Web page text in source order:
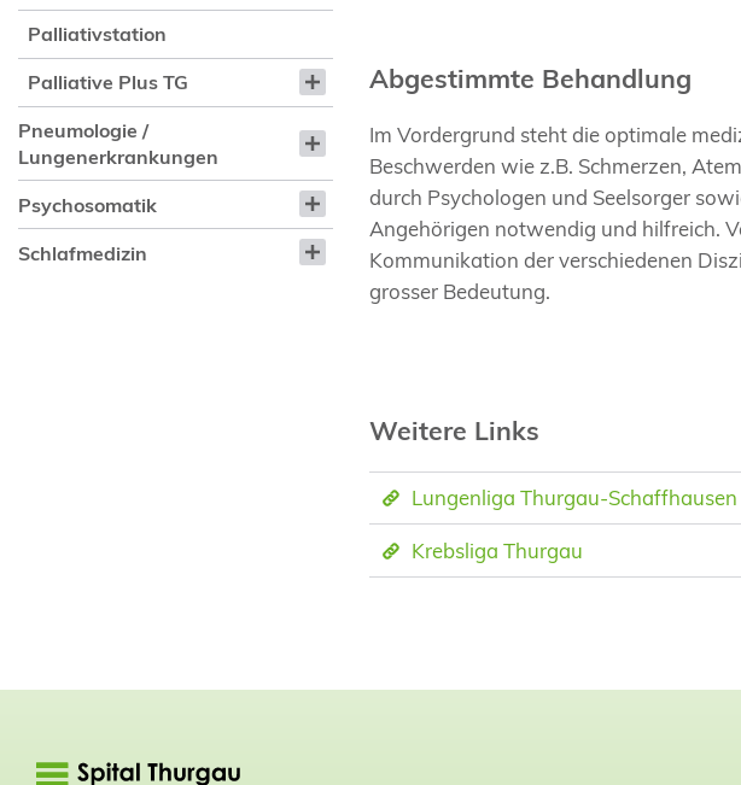
Palliativstation
Palliative Plus TG
Pneumologie /
Lungenerkrankungen
Psychosomatik
Schlafmedizin
Abgestimmte Behandlung
Im Vordergrund steht die optimale
Beschwerden wie z.B. Schmerzen,
durch Psychologen und Seelsorger
Angehörigen notwendig und hilfreich.
Kommunikation der verschiedenen
grosser Bedeutung.
Weitere Links
Lungenliga Thurgau-Schaffhausen
Krebsliga Thurgau